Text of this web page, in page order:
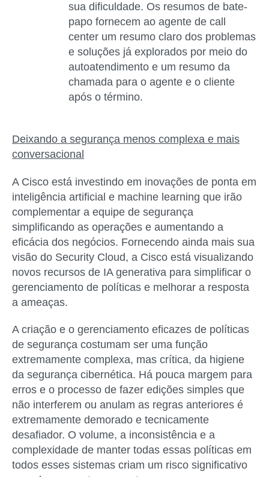
sua dificuldade. Os resumos de bate-
papo fornecem ao agente de call
center um resumo claro dos problemas
e soluções já explorados por meio do
autoatendimento e um resumo da
chamada para o agente e o cliente
após o término.
Deixando a segurança menos complexa e mais
conversacional
A Cisco está investindo em inovações de ponta em
inteligência artificial e machine learning que irão
complementar a equipe de segurança
simplificando as operações e aumentando a
eficácia dos negócios. Fornecendo ainda mais sua
visão do Security Cloud, a Cisco está visualizando
novos recursos de IA generativa para simplificar o
gerenciamento de políticas e melhorar a resposta
a ameaças.
A criação e o gerenciamento eficazes de políticas
de segurança costumam ser uma função
extremamente complexa, mas crítica, da higiene
da segurança cibernética. Há pouca margem para
erros e o processo de fazer edições simples que
não interferem ou anulam as regras anteriores é
extremamente demorado e tecnicamente
desafiador. O volume, a inconsistência e a
complexidade de manter todas essas políticas em
todos esses sistemas criam um risco significativo